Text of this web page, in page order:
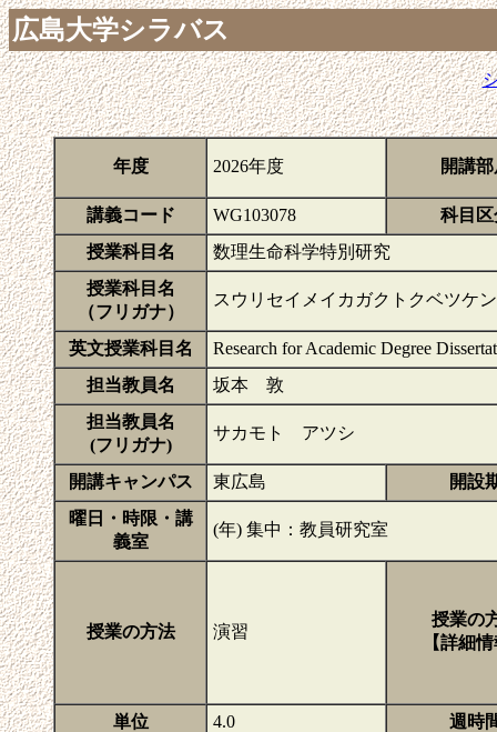
広島大学シラバス
年度 2026年度 開講
講義コード WG103078
科目区
授業科目名
数理生命科学特別研究
授業科目名
（フリガナ）
スウリセイメイカガクトクベツケ
英文授業科目名
Research for Academic Degree
担当教員名
坂本 敦
担当教員名
(フリガナ)
サカモト アツシ
開講キャンパス 東広島
開設
曜日・時限・講
義室
(年) 集中：教員研究室
授業の方法 演習
授業の
【詳細
単位 4.0
週時